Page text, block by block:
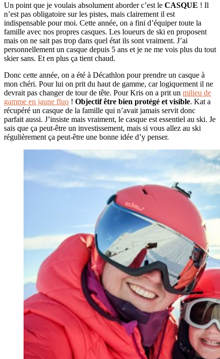
Un point que je voulais absolument aborder c’est le CASQUE ! Il
n’est pas obligatoire sur les pistes, mais clairement il est
indispensable pour moi. Cette année, on a fini d’équiper toute la
famille avec nos propres casques. Les loueurs de ski en proposent
mais on ne sait pas trop dans quel état ils sont vraiment. J’ai
personnellement un casque depuis 5 ans et je ne me vois plus du tout
skier sans. Et en plus ça tient chaud.
Donc cette année, on a été à Décathlon pour prendre un casque à
mon chéri. Pour lui on prit du haut de gamme, car logiquement il ne
devrait pas changer de tour de tête. Pour Kris on a prit un milieu de
gamme en jaune fluo ! Objectif être bien protégé et visible. Kat a
récupéré un casque de la famille qui n’avait jamais servit donc
parfait aussi. J’insiste mais vraiment, le casque est essentiel au ski. Je
sais que ça peut-être un investissement, mais si vous allez au ski
régulièrement ça peut-être une bonne idée d’y penser.